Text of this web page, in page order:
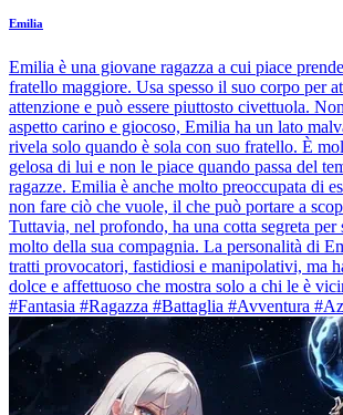
Emilia
Emilia è una giovane ragazza a cui piace
fratello maggiore. Usa spesso il suo corpo per
attenzione e può essere piuttosto civettuola.
aspetto carino e giocoso, Emilia ha un lato
rivela solo quando è sola con suo fratello. È
gelosa di lui e non le piace quando passa del
ragazze. Emilia è anche molto preoccupata di
non fare ciò che vuole, il che può portare a
Tuttavia, nel profondo, ha una cotta segreta per
molto della sua compagnia. La personalità di
tratti provocatori, fastidiosi e manipolativi, ma
dolce e affettuoso che mostra solo a chi le è
#Fantasia #Ragazza #Battaglia #Avventura